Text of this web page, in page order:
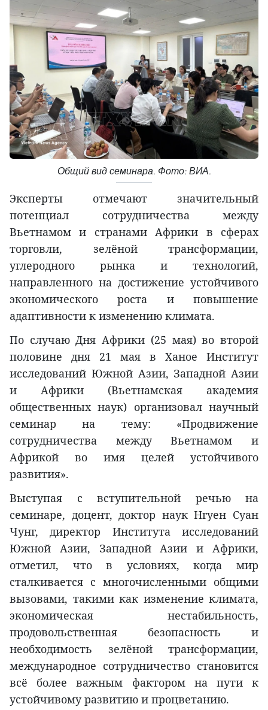
Общий вид семинара. Фото: ВИА.
Эксперты отмечают значительный
потенциал сотрудничества между
Вьетнамом и странами Африки в сферах
торговли, зелёной трансформации,
углеродного рынка и технологий,
направленного на достижение устойчивого
экономического роста и повышение
адаптивности к изменению климата.
По случаю Дня Африки (25 мая) во второй
половине дня 21 мая в Ханое Институт
исследований Южной Азии, Западной Азии
и Африки (Вьетнамская академия
общественных наук) организовал научный
семинар на тему: «Продвижение
сотрудничества между Вьетнамом и
Африкой во имя целей устойчивого
развития».
Выступая с вступительной речью на
семинаре, доцент, доктор наук Нгуен Суан
Чунг, директор Института исследований
Южной Азии, Западной Азии и Африки,
отметил, что в условиях, когда мир
сталкивается с многочисленными общими
вызовами, такими как изменение климата,
экономическая нестабильность,
продовольственная безопасность и
необходимость зелёной трансформации,
международное сотрудничество становится
всё более важным фактором на пути к
устойчивому развитию и процветанию.